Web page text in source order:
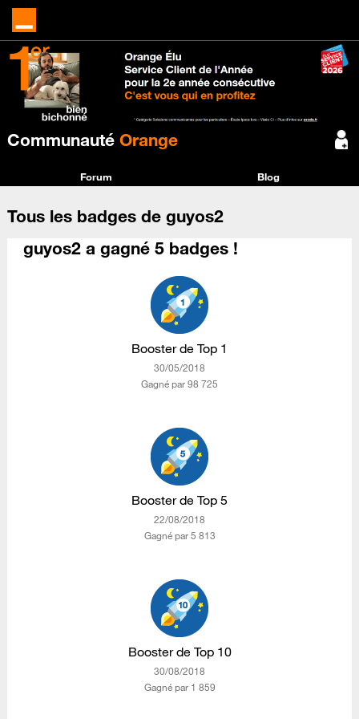
Communauté Orange
Forum Blog
Tous les badges de guyos2
guyos2 a gagné 5 badges !
Booster de Top 1
‎30/05/2018
Gagné par 98 725
Booster de Top 5
‎22/08/2018
Gagné par 5 813
Booster de Top 10
‎30/08/2018
Gagné par 1 859